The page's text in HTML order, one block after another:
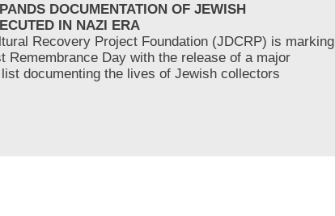
DOCUMENTATION OF JEWISH
IN NAZI ERA
Recovery Project Foundation (JDCRP) is marking
Remembrance Day with the release of a major
documenting the lives of Jewish collectors